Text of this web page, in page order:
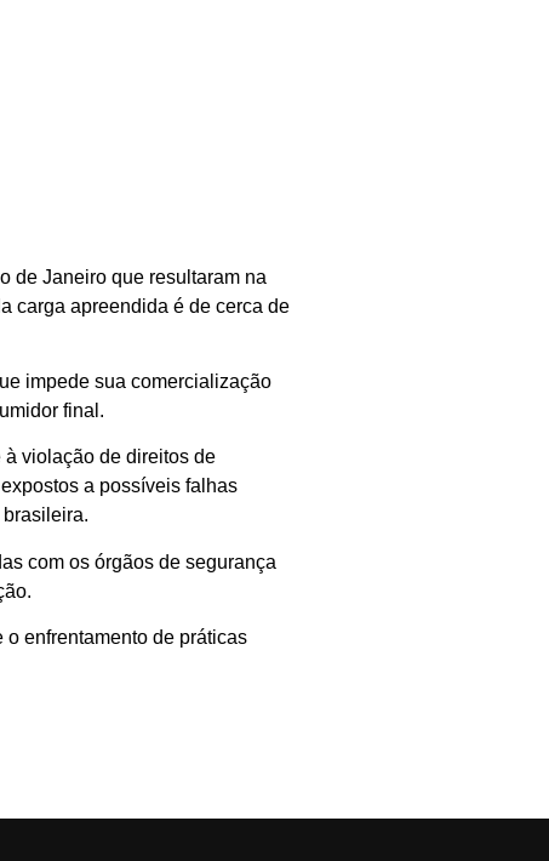
de Janeiro que resultaram na
carga apreendida é de cerca de
impede sua comercialização
final.
violação de direitos de
a possíveis falhas
com os órgãos de segurança
enfrentamento de práticas